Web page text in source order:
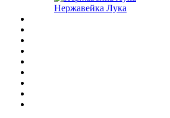
Нержавейка Лука